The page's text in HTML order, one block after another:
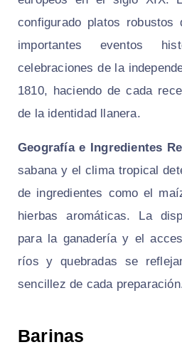
configurado platos robustos
importantes eventos
celebraciones de la
1810, haciendo de cada
de la identidad llanera.
Geografía e Ingredientes
sabana y el clima tropical
de ingredientes como el
hierbas aromáticas. La
para la ganadería y el
ríos y quebradas se
sencillez de cada
Barinas